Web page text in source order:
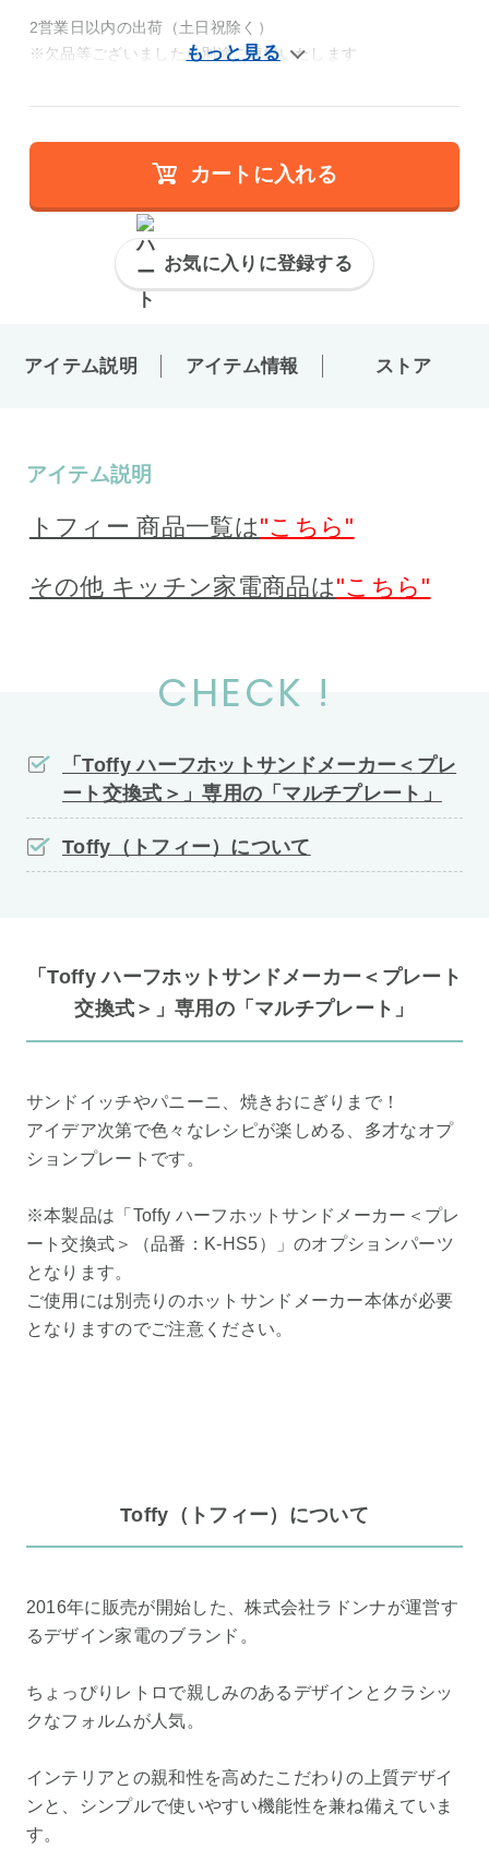
2営業日以内の出荷（土日祝除く）
※欠品等ございましたら別途ご連絡いたします
カートに入れる
お気に入りに登録する
アイテム説明 アイテム情報 ストア
アイテム説明
トフィー 商品一覧は"こちら"
その他 キッチン家電商品は"こちら"
CHECK !
「Toffy ハーフホットサンドメーカー＜プレ
ート交換式＞」専用の「マルチプレート」
Toffy（トフィー）について
「Toffy ハーフホットサンドメーカー＜プレート
交換式＞」専用の「マルチプレート」
サンドイッチやパニーニ、焼きおにぎりまで！
アイデア次第で色々なレシピが楽しめる、多才なオプ
ションプレートです。
※本製品は「Toffy ハーフホットサンドメーカー＜プレ
ート交換式＞（品番：K-HS5）」のオプションパーツ
となります。
ご使用には別売りのホットサンドメーカー本体が必要
となりますのでご注意ください。
Toffy（トフィー）について
2016年に販売が開始した、株式会社ラドンナが運営す
るデザイン家電のブランド。
ちょっぴりレトロで親しみのあるデザインとクラシッ
クなフォルムが人気。
インテリアとの親和性を高めたこだわりの上質デザイ
ンと、シンプルで使いやすい機能性を兼ね備えていま
す。